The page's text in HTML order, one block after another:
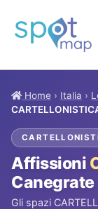
Home › Italia ›
Affissioni
Canegrate
Gli spazi